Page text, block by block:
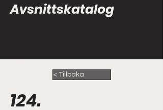
Avsnittskatalog
< Tillbaka
124.